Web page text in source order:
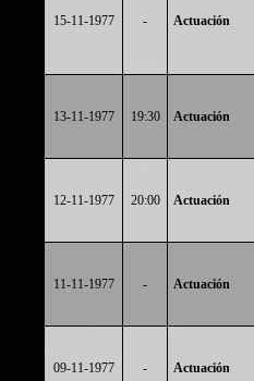
15-11-1977 - Actuación
13-11-1977 19:30 Actuación
12-11-1977 20:00 Actuación
11-11-1977 - Actuación
09-11-1977 - Actuación